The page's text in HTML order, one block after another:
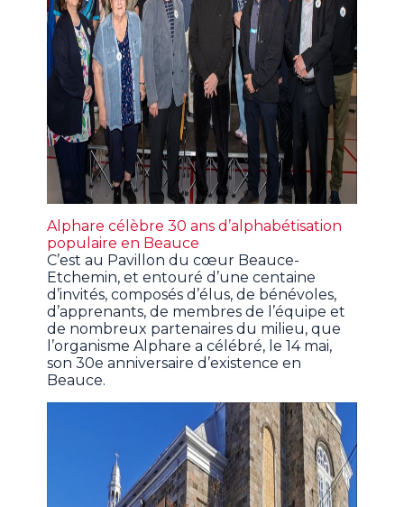
Alphare célèbre 30 ans d’alphabétisation
populaire en Beauce
C’est au Pavillon du cœur Beauce-
Etchemin, et entouré d’une centaine
d’invités, composés d’élus, de bénévoles,
d’apprenants, de membres de l’équipe et
de nombreux partenaires du milieu, que
l’organisme Alphare a célébré, le 14 mai,
son 30e anniversaire d’existence en
Beauce.